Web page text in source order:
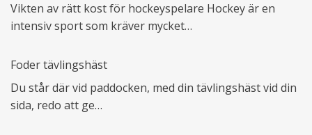
Vikten av rätt kost för hockeyspelare Hockey är en
intensiv sport som kräver mycket…
Foder tävlingshäst
Du står där vid paddocken, med din tävlingshäst vid din
sida, redo att ge…